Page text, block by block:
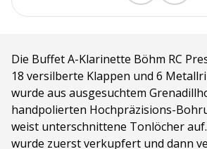
Die Buffet A-Klarinette Böhm RC
18 versilberte Klappen und 6
wurde aus ausgesuchtem
handpolierten Hochpräzisions-
weist unterschnittene Tonlöcher
wurde zuerst verkupfert und dann